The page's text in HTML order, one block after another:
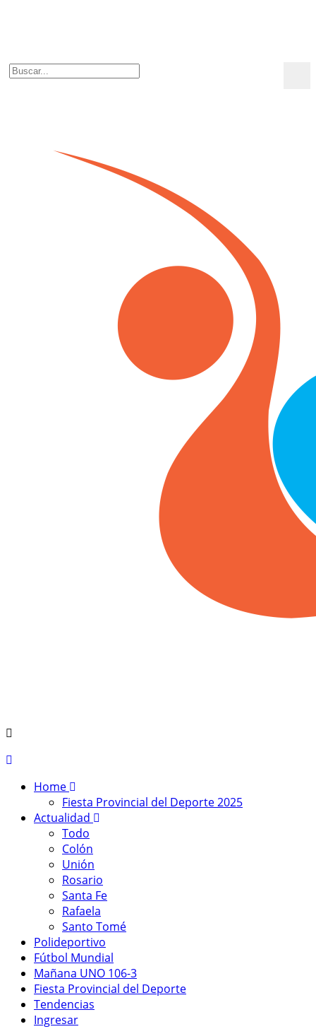
Home
Fiesta Provincial del Deporte 2025
Actualidad
Todo
Colón
Unión
Rosario
Santa Fe
Rafaela
Santo Tomé
Polideportivo
Fútbol Mundial
Mañana UNO 106-3
Fiesta Provincial del Deporte
Tendencias
Ingresar